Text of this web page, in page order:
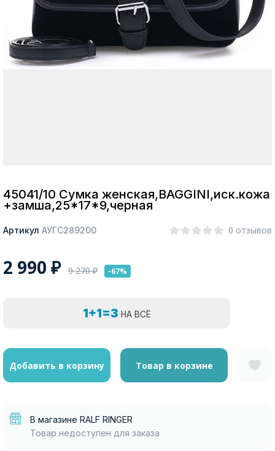
Покупателям
45041/10 Сумка женская,BAGGINI,иск.кожа
+замша,25*17*9,черная
Артикул АУГС289200 0 отзывов
2 990 ₽ 9 270₽ -67%
1+1=3 НА ВСЁ
Добавить в корзину Товар в корзине
В магазине RALF RINGER
Товар недоступен для заказа